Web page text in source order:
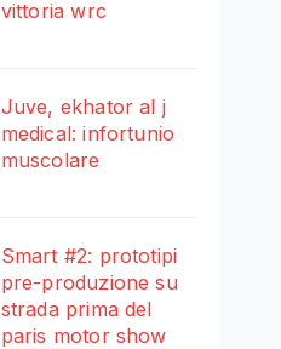
vittoria wrc
Juve, ekhator al j
medical: infortunio
muscolare
Smart #2: prototipi
pre-produzione su
strada prima del
paris motor show